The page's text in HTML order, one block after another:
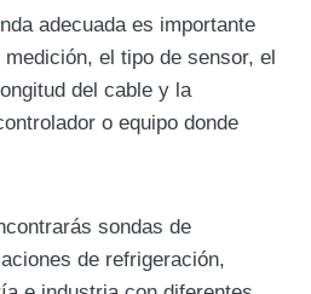
adecuada es importante
el tipo de sensor, el
del cable y la
o equipo donde
sondas de
de refrigeración,